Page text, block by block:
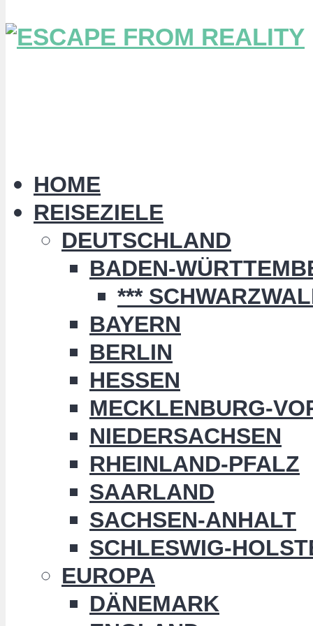
HOME
REISEZIELE
DEUTSCHLAND
BADEN-
***
BAYERN
BERLIN
HESSEN
MECKLENBURG-
NIEDERSACHSEN
RHEINLAND-PFALZ
SAARLAND
SACHSEN-ANHALT
SCHLESWIG-
EUROPA
DÄNEMARK